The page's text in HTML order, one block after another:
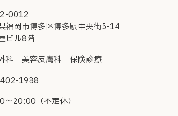
0012
福岡市博多区博多駅中央街5-14
ビル8階
科 美容皮膚科 保険診療
1988
20:00（不定休）